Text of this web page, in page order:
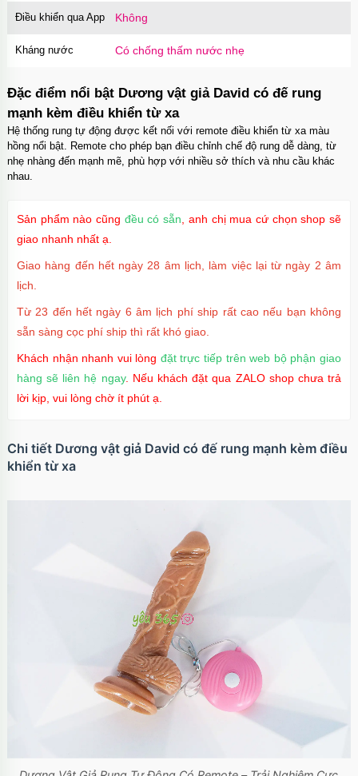
suốt tối giản
MãOP16MXtrị giá70.000₫
Ốp lưng iPhone 16 Pro TPU Space trong suốt
Ốp lưng iPhone 16 TPU Space trong suốt tối
giản
OP16 trị giá
Ốp lưng MagSafe iPhone 17 Air Clear Case
trong suốt
Mã OPC17Atrị giá 70.000₫
Ốp lưng iPhone 17 Pro Clear Case Magnetic
70.000₫
Ốp lưng MagSafe iPhone 17 Clear Case trong
suốt tối giản
70.000₫
Điều khiển qua App Không
Kháng nước Có chống thấm nước nhẹ
Đặc điểm nổi bật Dương vật giả David có đế rung
mạnh kèm điều khiển từ xa
Hệ thống rung tự động được kết nối với remote điều khiển từ xa màu
hồng nổi bật. Remote cho phép bạn điều chỉnh chế độ rung dễ dàng, từ
nhẹ nhàng đến mạnh mẽ, phù hợp với nhiều sở thích và nhu cầu khác
nhau.
Sản phẩm nào cũng đều có sẵn , anh chị mua cứ chọn shop sẽ
giao nhanh nhất ạ.
Giao hàng đến hết ngày 28 âm lịch, làm việc lại từ ngày 2 âm
lịch.
Từ 23 đến hết ngày 6 âm lịch phí ship rất cao nếu bạn không
sẵn sàng cọc phí ship thì rất khó giao.
Khách nhận nhanh vui lòng đặt trực tiếp trên web bộ phận giao
hàng sẽ liên hệ ngay. Nếu khách đặt qua ZALO shop chưa trả
lời kịp, vui lòng chờ ít phút ạ.
Chi tiết Dương vật giả David có đế rung mạnh kèm điều
khiển từ xa